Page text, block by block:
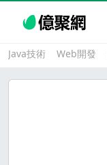
Java技術 Web開發